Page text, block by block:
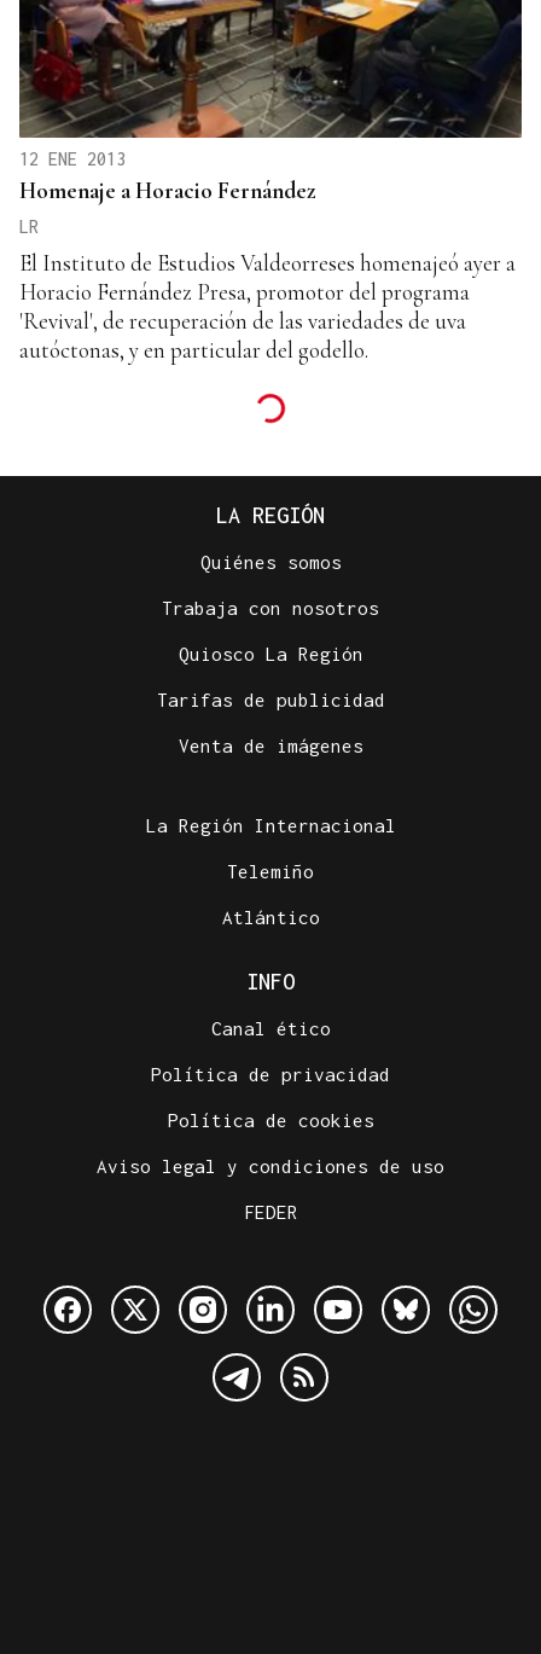
12 ENE 2013
Homenaje a Horacio Fernández
LR
El Instituto de Estudios Valdeorreses homenajeó ayer a
Horacio Fernández Presa, promotor del programa
'Revival', de recuperación de las variedades de uva
autóctonas, y en particular del godello.
LA REGIÓN
Quiénes somos
Trabaja con nosotros
Quiosco La Región
Tarifas de publicidad
Venta de imágenes
La Región Internacional
Telemiño
Atlántico
INFO
Canal ético
Política de privacidad
Política de cookies
Aviso legal y condiciones de uso
FEDER